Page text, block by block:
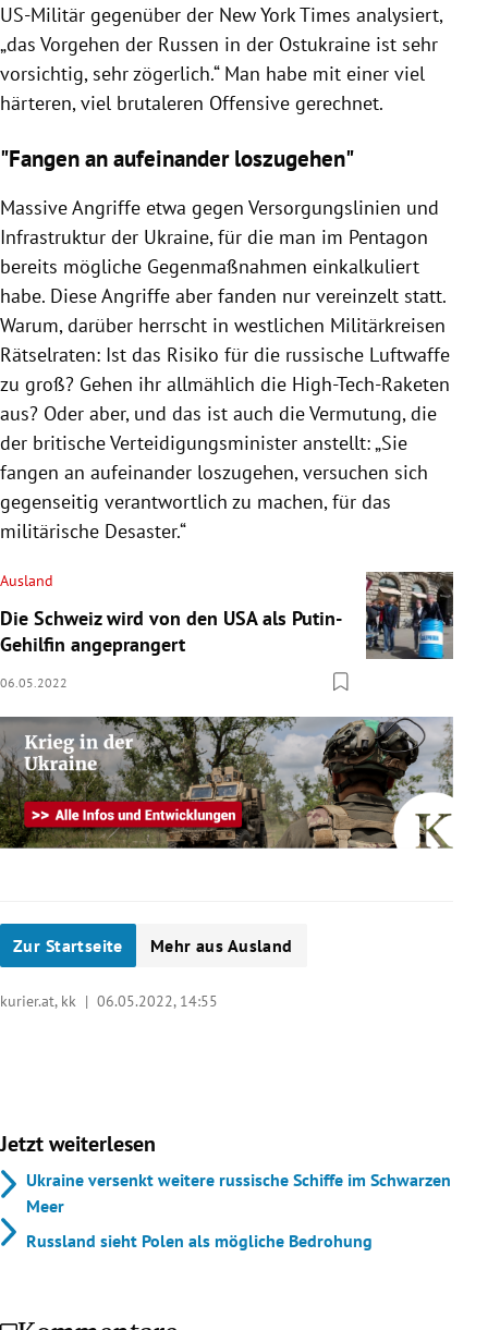
US-Militär gegenüber der New York Times analysiert,
„das Vorgehen der Russen in der Ostukraine ist sehr
vorsichtig, sehr zögerlich.“ Man habe mit einer viel
härteren, viel brutaleren Offensive gerechnet.
"Fangen an aufeinander loszugehen"
Massive Angriffe etwa gegen Versorgungslinien und
Infrastruktur der Ukraine, für die man im Pentagon
bereits mögliche Gegenmaßnahmen einkalkuliert
habe. Diese Angriffe aber fanden nur vereinzelt statt.
Warum, darüber herrscht in westlichen Militärkreisen
Rätselraten: Ist das Risiko für die russische Luftwaffe
zu groß? Gehen ihr allmählich die High-Tech-Raketen
aus? Oder aber, und das ist auch die Vermutung, die
der britische Verteidigungsminister anstellt: „Sie
fangen an aufeinander loszugehen, versuchen sich
gegenseitig verantwortlich zu machen, für das
militärische Desaster.“
Ausland
Die Schweiz wird von den USA als Putin-
Gehilfin angeprangert
06.05.2022
Zur Startseite Mehr aus Ausland
kurier.at, kk | 06.05.2022, 14:55
Jetzt weiterlesen
Ukraine versenkt weitere russische Schiffe im Schwarzen
Meer
Russland sieht Polen als mögliche Bedrohung